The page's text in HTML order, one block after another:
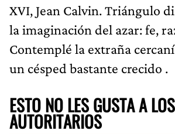
XVI, Jean Calvin. Triángulo
la imaginación del azar: fe,
Contemplé la extraña
un césped bastante crecido .
ESTO NO LES GUSTA A LOS
AUTORITARIOS